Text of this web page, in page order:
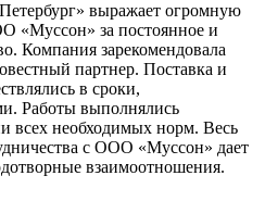
выражает огромную
«Муссон» за постоянное и
Компания зарекомендовала
партнер. Поставка и
в сроки,
Работы выполнялись
всех необходимых норм. Весь
с ООО «Муссон» дает
взаимоотношения.